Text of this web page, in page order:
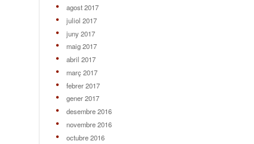
agost 2017
juliol 2017
juny 2017
maig 2017
abril 2017
març 2017
febrer 2017
gener 2017
desembre 2016
novembre 2016
octubre 2016